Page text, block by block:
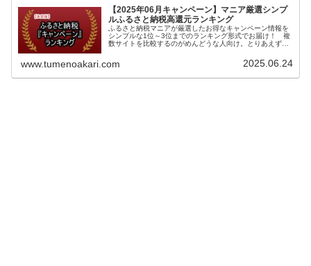
【2025年06月キャンペーン】マニア厳選シンプ
ルふるさと納税高還元ランキング
ふるさと納税マニアが厳選したお得なキャンペーン情報を
シンプルな1位～3位までのランキング形式でお届け！ 複
数サイトを比較するのがめんどうな人向け。とりあえずコ
www.tumenoakari.com 2025.06.24